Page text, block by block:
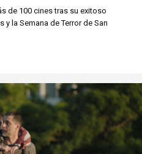
de 100 cines tras su exitoso
la Semana de Terror de San